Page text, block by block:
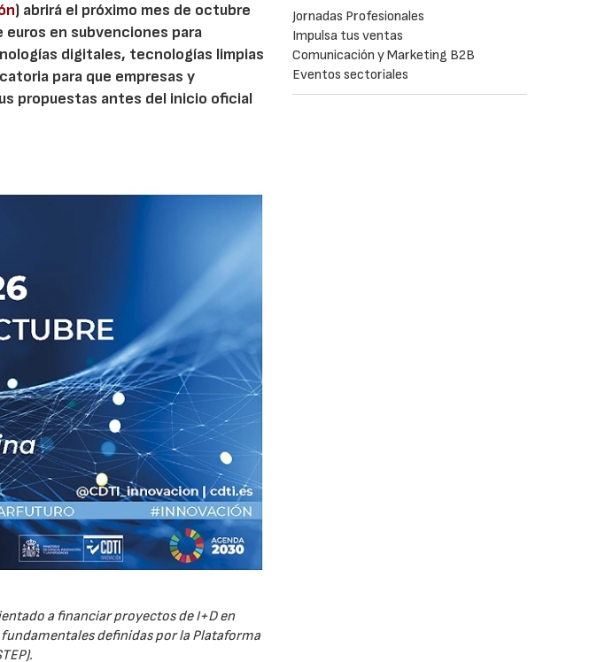
) abrirá el próximo mes de octubre
en subvenciones para
digitales, tecnologías limpias
para que empresas y
propuestas antes del inicio oficial
a financiar proyectos de I+D en
definidas por la Plataforma
Jornadas Profesionales
Impulsa tus ventas
Comunicación y Marketing B2B
Eventos sectoriales